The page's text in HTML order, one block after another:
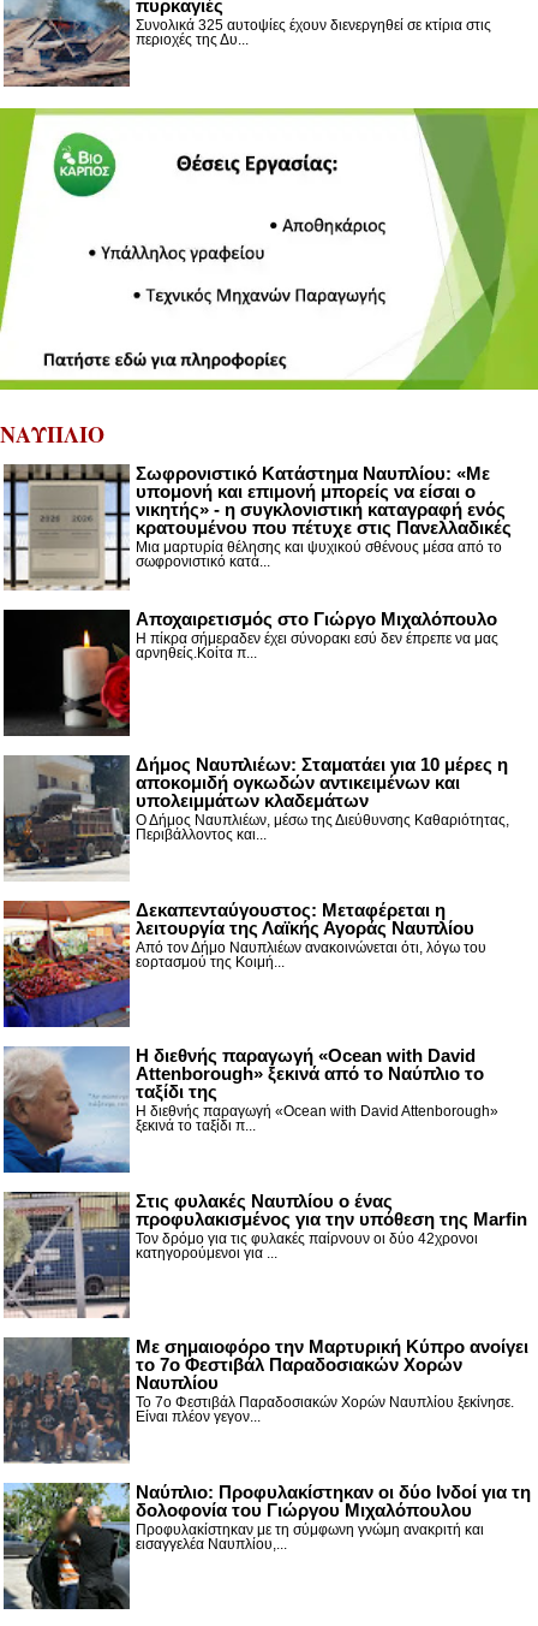
πυρκαγιές
Συνολικά 325 αυτοψίες έχουν διενεργηθεί σε κτίρια στις
περιοχές της Δυ...
ΝΑΥΠΛΙΟ
Σωφρονιστικό Κατάστημα Ναυπλίου: «Με
υπομονή και επιμονή μπορείς να είσαι ο
νικητής» - η συγκλονιστική καταγραφή ενός
κρατουμένου που πέτυχε στις Πανελλαδικές
Μια μαρτυρία θέλησης και ψυχικού σθένους μέσα από το
σωφρονιστικό κατά...
Αποχαιρετισμός στο Γιώργο Μιχαλόπουλο
Η πίκρα σήμεραδεν έχει σύνορακι εσύ δεν έπρεπε να μας
αρνηθείς.Κοίτα π...
Δήμος Ναυπλιέων: Σταματάει για 10 μέρες η
αποκομιδή ογκωδών αντικειμένων και
υπολειμμάτων κλαδεμάτων
Ο Δήμος Ναυπλιέων, μέσω της Διεύθυνσης Καθαριότητας,
Περιβάλλοντος και...
Δεκαπενταύγουστος: Μεταφέρεται η
λειτουργία της Λαϊκής Αγοράς Ναυπλίου
Από τον Δήμο Ναυπλιέων ανακοινώνεται ότι, λόγω του
εορτασμού της Κοιμή...
Η διεθνής παραγωγή «Ocean with David
Attenborough» ξεκινά από το Ναύπλιο το
ταξίδι της
Η διεθνής παραγωγή «Ocean with David Attenborough»
ξεκινά το ταξίδι π...
Στις φυλακές Ναυπλίου ο ένας
προφυλακισμένος για την υπόθεση της Marfin
Τον δρόμο για τις φυλακές παίρνουν οι δύο 42χρονοι
κατηγορούμενοι για ...
Με σημαιοφόρο την Μαρτυρική Κύπρο ανοίγει
το 7ο Φεστιβάλ Παραδοσιακών Χορών
Ναυπλίου
Το 7ο Φεστιβάλ Παραδοσιακών Χορών Ναυπλίου ξεκίνησε.
Είναι πλέον γεγον...
Ναύπλιο: Προφυλακίστηκαν οι δύο Ινδοί για τη
δολοφονία του Γιώργου Μιχαλόπουλου
Προφυλακίστηκαν με τη σύμφωνη γνώμη ανακριτή και
εισαγγελέα Ναυπλίου,...